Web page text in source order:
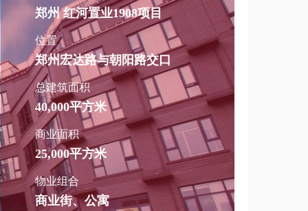
郑州 红河置业1908项目
位置
郑州宏达路与朝阳路交口
总建筑面积
40,000平方米
商业面积
25,000平方米
物业组合
商业街、公寓